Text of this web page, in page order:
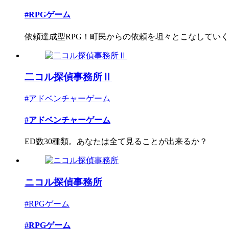
#RPGゲーム
依頼達成型RPG！町民からの依頼を坦々とこなしてい
二コル探偵事務所Ⅱ
#アドベンチャーゲーム
#アドベンチャーゲーム
ED数30種類。あなたは全て見ることが出来るか？
ニコル探偵事務所
#RPGゲーム
#RPGゲーム